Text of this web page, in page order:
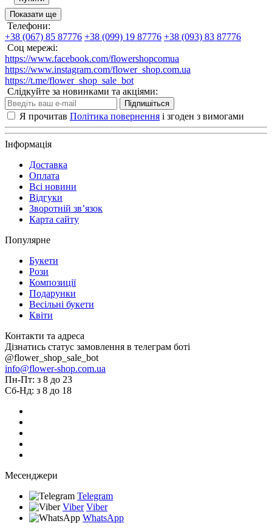
Показати ще
Телефони:
+38 (067) 85 87776 +38 (099) 19 87776 +38 (093) 83 87776
Соц мережі:
https://www.facebook.com/flowershopcomua
https://www.instagram.com/flower_shop.com.ua
https://t.me/flower_shop_sale_bot
Слідкуйте за новинками та акціями:
Підпишіться
Я прочитав Політика повернення і згоден з вимогами
Інформація
Доставка
Оплата
Всі новини
Відгуки
Зворотній зв’язок
Карта сайту
Популярне
Букети
Рози
Композиції
Подарунки
Весільні букети
Квіти
Контакти та адреса
Дізнатись статус замовлення в телеграм боті
@flower_shop_sale_bot
info@flower-shop.com.ua
Пн-Пт: з 8 до 23
Сб-Нд: з 8 до 18
Месенджери
Telegram
Viber Viber
WhatsApp